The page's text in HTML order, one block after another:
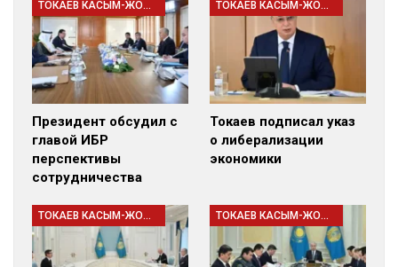
ТОКАЕВ КАСЫМ-ЖОМАРТ
Президент обсудил с
главой ИБР
перспективы
сотрудничества
ТОКАЕВ КАСЫМ-ЖОМАРТ
Токаев подписал указ
о либерализации
экономики
ТОКАЕВ КАСЫМ-ЖОМАРТ ТОКАЕВ КАСЫМ-ЖОМАРТ